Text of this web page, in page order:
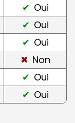
Oui
Oui
Oui
Non
Oui
Oui